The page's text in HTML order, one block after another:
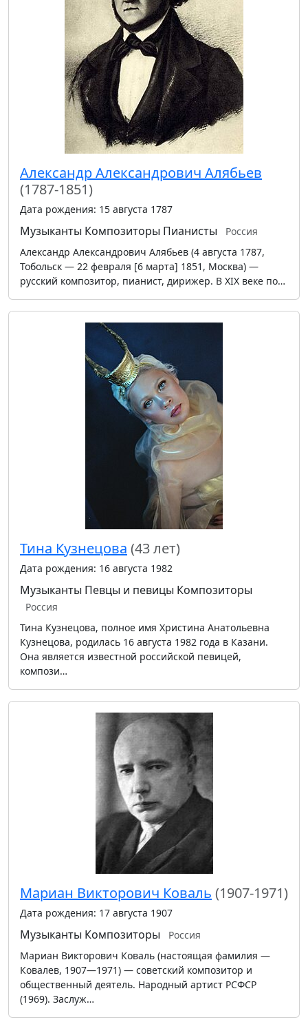
Александр Александрович Алябьев
(1787-1851)
Дата рождения: 15 августа 1787
Музыканты Композиторы Пианисты
Россия
Александр Александрович Алябьев (4 августа 1787,
Тобольск — 22 февраля [6 марта] 1851, Москва) —
русский композитор, пианист, дирижер. В XIX веке по…
Тина Кузнецова (43 лет)
Дата рождения: 16 августа 1982
Музыканты Певцы и певицы Композиторы
Россия
Тина Кузнецова, полное имя Христина Анатольевна
Кузнецова, родилась 16 августа 1982 года в Казани.
Она является известной российской певицей,
компози…
Мариан Викторович Коваль (1907-1971)
Дата рождения: 17 августа 1907
Музыканты Композиторы
Россия
Мариан Викторович Коваль (настоящая фамилия —
Ковалев, 1907—1971) — советский композитор и
общественный деятель. Народный артист РСФСР
(1969). Заслуж…